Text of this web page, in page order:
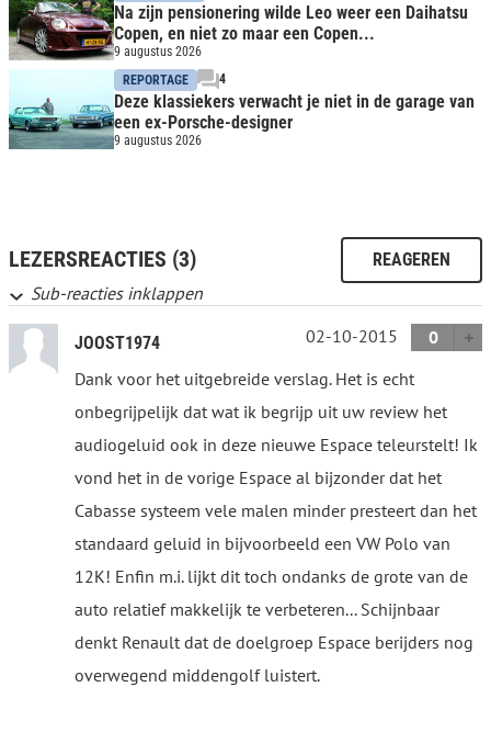
Na zijn pensionering wilde Leo weer een Daihatsu
Copen, en niet zo maar een Copen...
9 augustus 2026
REPORTAGE
4
Deze klassiekers verwacht je niet in de garage van
een ex-Porsche-designer
9 augustus 2026
LEZERSREACTIES (3) REAGEREN
Sub-reacties inklappen
JOOST1974 02-10-2015
0
Dank voor het uitgebreide verslag. Het is echt
onbegrijpelijk dat wat ik begrijp uit uw review het
audiogeluid ook in deze nieuwe Espace teleurstelt! Ik
vond het in de vorige Espace al bijzonder dat het
Cabasse systeem vele malen minder presteert dan het
standaard geluid in bijvoorbeeld een VW Polo van
12K! Enfin m.i. lijkt dit toch ondanks de grote van de
auto relatief makkelijk te verbeteren... Schijnbaar
denkt Renault dat de doelgroep Espace berijders nog
overwegend middengolf luistert.